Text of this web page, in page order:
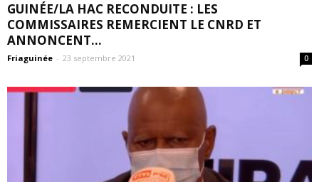
GUINÉE/LA HAC RECONDUITE : LES
COMMISSAIRES REMERCIENT LE CNRD ET
ANNONCENT...
Friaguinée - 23 septembre 2021 0